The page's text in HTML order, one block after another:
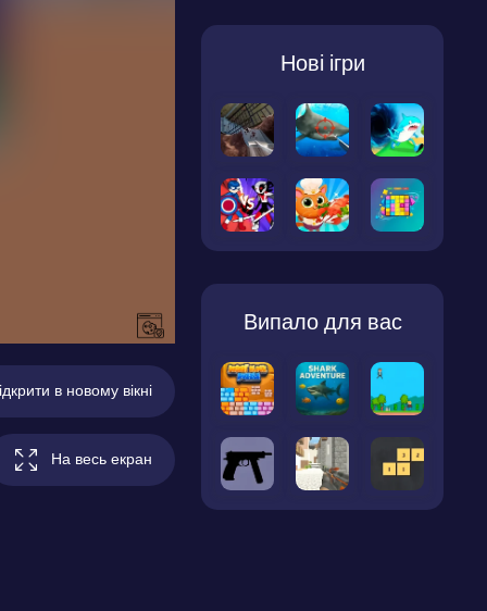
в новому вікні
На весь екран
Нові ігри
Випало для вас